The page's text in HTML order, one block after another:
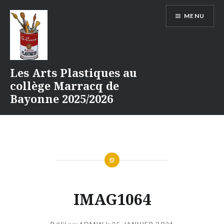
contenu
Les Arts Plastiques au
collège Marracq de
Bayonne 2025/2026
MENU
IMAG1064